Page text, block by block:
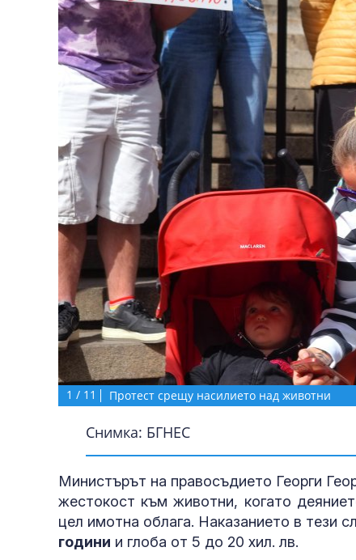
1 / 11 Протест срещу насилието над животни
Снимка: БГНЕС
Министърът на правосъдието Георги
жестокост към животни, когато
цел имотна облага. Наказанието в тези
години и глоба от 5 до 20 хил. лв.